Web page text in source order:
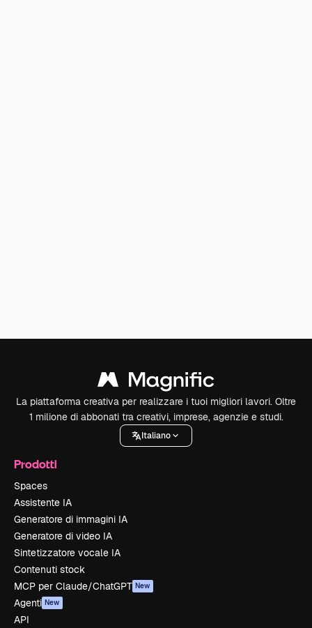
La piattaforma creativa per realizzare i tuoi migliori lavori. Oltre
1 milione di abbonati tra creativi, imprese, agenzie e studi.
Italiano
Prodotti
Spaces
Assistente IA
Generatore di immagini IA
Generatore di video IA
Sintetizzatore vocale IA
Contenuti stock
MCP per Claude/ChatGPT New
Agenti New
API